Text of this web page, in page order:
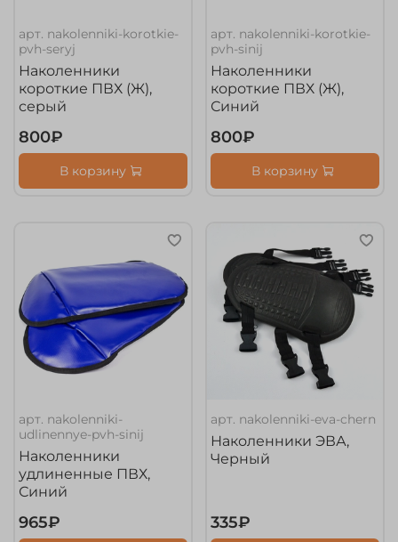
арт. nakolenniki-korotkie-
pvh-seryj
Наколенники
короткие ПВХ (Ж),
серый
800₽
В корзину
арт. nakolenniki-korotkie-
pvh-sinij
Наколенники
короткие ПВХ (Ж),
Синий
800₽
В корзину
арт. nakolenniki-
udlinennye-pvh-sinij
Наколенники
удлиненные ПВХ,
Синий
965₽
арт. nakolenniki-eva-chern
Наколенники ЭВА,
Черный
335₽